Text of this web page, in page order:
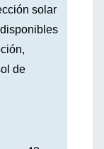
solar
de